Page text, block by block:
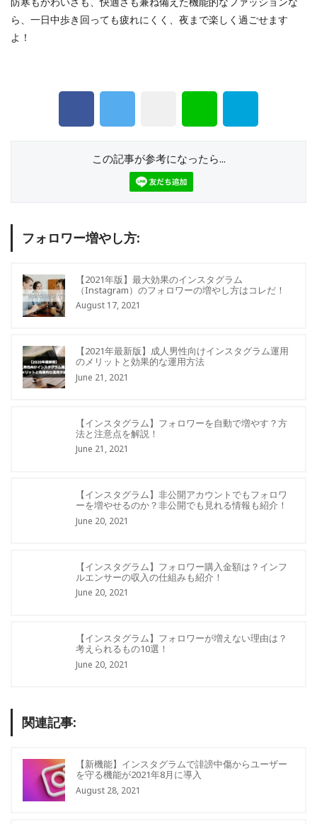
ら、一日中歩き回っても疲れにくく、夜まで楽しく過ごせます
よ！
この記事が参考になったら...
フォロワー増やし方:
【2021年版】最大効果のインスタグラム
（Instagram）のフォロワーの増やし方はコレだ！
August 17, 2021
【2021年最新版】成人男性向けインスタグラム運用
のメリットと効果的な運用方法
June 21, 2021
【インスタグラム】フォロワーを自動で増やす？方
法と注意点を解説！
June 21, 2021
【インスタグラム】非公開アカウントでもフォロワ
ーを増やせるのか？非公開でも見れる情報も紹介！
June 20, 2021
【インスタグラム】フォロワー購入金額は？インフ
ルエンサーの収入の仕組みも紹介！
June 20, 2021
【インスタグラム】フォロワーが増えない理由は？
考えられるもの10選！
June 20, 2021
関連記事:
【新機能】インスタグラムで誹謗中傷からユーザー
を守る機能が2021年8月に導入
August 28, 2021